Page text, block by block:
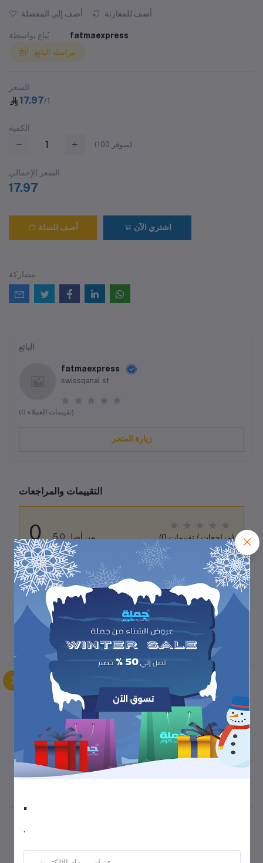
أضف إلى المفضلة أضف للمقارنة
يُباع بواسطة fatmaexpress
مراسلة البائع
السعر
17.97/1
الكمية
(100 متوفر)
السعر الإجمالي
17.97
أضف للسلة اشتري الآن
مشاركة
البائع
fatmaexpress
swissqanal st
(0 تقييمات العملاء)
زيارة المتجر
التقييمات والمراجعات
0 من أصل 5.0 (0 مراجعات / تقييمات)
قيم هذا المنتج
.
.